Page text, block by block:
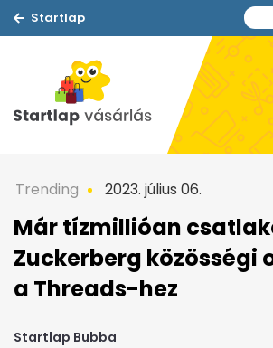
Startlap
Trending 2023. július 06.
Már tízmillióan
Zuckerberg közösségi
a Threads-hez
Startlap Bubba